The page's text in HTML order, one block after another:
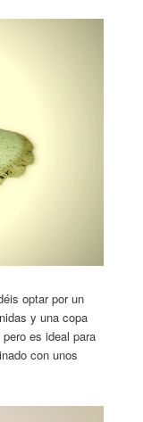
optar por un
y una copa
es ideal para
con unos